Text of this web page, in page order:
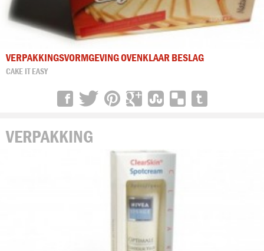
VERPAKKINGSVORMGEVING OVENKLAAR BESLAG
CAKE IT EASY
VERPAKKING